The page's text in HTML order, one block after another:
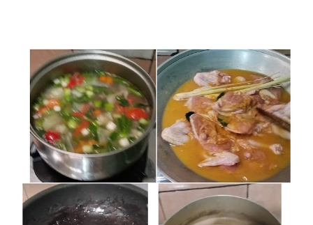
khas daerah setempat. Jika, belum mencicipi makanan khasnya
rasanya belum afdol ya. Indonesia memang kaya dengan aneka
jenis makanan khas daerah, baik yang tradisional maupun
modern. Belum lagi street food tiap kota selalu menarik untuk
dicicipi. Baiklah, sekarang kita jalan-jalan di Bogor, yuk. Kita
cicipin makanan apa saja yang menjadi daya tarik wisata kuliner di
kota hujan itu. 1. Doclang Salah satu makanan khas yang
selalu ...